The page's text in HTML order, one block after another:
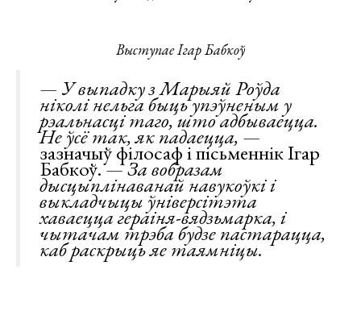
Выступае Ігар Бабкоў
— У выпадку з Марыяй Роўда
ніколі нельга быць упэўненым у
рэальнасці таго, што адбываецца.
Не ўсё так, як падаецца, —
зазначыў філосаф і пісьменнік Ігар
Бабкоў.— За вобразам
дысцыплінаванай навукоўкі і
выкладчыцы ўніверсітэта
хаваецца гераіня-вядзьмарка, і
чытачам трэба будзе пастарацца,
каб раскрыць яе таямніцы.